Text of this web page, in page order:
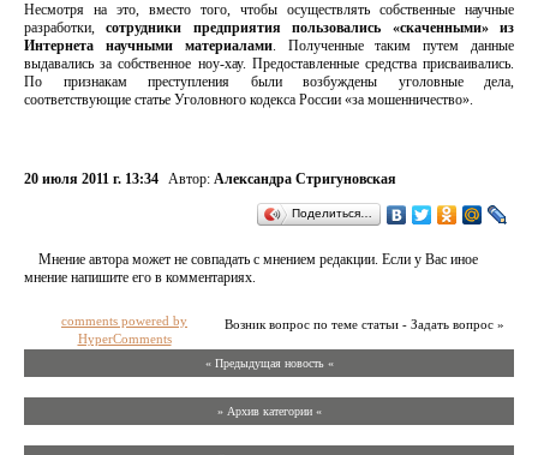
Несмотря на это, вместо того, чтобы осуществлять собственные научные
разработки,сотрудники предприятия пользовались «скаченными» из
Интернета научными материалами. Полученные таким путем данные
выдавались за собственное ноу-хау. Предоставленные средства присваивались.
По признакам преступления были возбуждены уголовные дела,
соответствующие статье Уголовного кодекса России «за мошенничество».
20 июля 2011 г. 13:34 Автор: Александра Стригуновская
Поделиться…
Мнение автора может не совпадать с мнением редакции. Если у Вас иное
мнение напишите его в комментариях.
Возник вопрос по теме статьи - Задать вопрос »
comments powered by
HyperComments
« Предыдущая новость «
» Архив категории «